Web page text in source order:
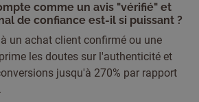
comme un avis "vérifié" et
de confiance est-il si puissant ?
un achat client confirmé ou une
les doutes sur l'authenticité et
jusqu'à 270% par rapport